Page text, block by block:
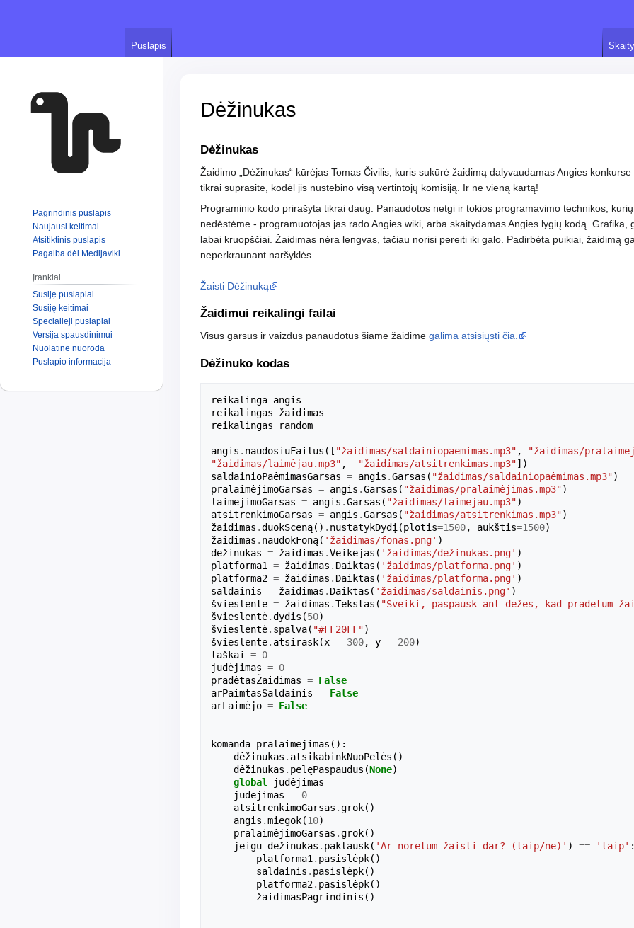
Dėžinukas
Jump
to
navigation
Jump
to
search
Dėžinukas
Žaidimo „Dėžinukas“ kūrėjas Tomas Čivilis, kuris sukūrė žaidimą dalyvaudamas Angies
tikrai suprasite, kodėl jis nustebino visą vertintojų komisiją. Ir ne vieną kartą!
Programinio kodo prirašyta tikrai daug. Panaudotos netgi ir tokios programavimo technikos,
nedėstėme - programuotojas jas rado Angies wiki, arba skaitydamas Angies lygių kodą. Grafika,
labai kruopščiai. Žaidimas nėra lengvas, tačiau norisi pereiti iki galo. Padirbėta puikiai, žaidimą
neperkraunant naršyklės.
Žaisti Dėžinuką
Žaidimui reikalingi failai
Visus garsus ir vaizdus panaudotus šiame žaidime galima atsisiųsti čia.
Dėžinuko kodas
reikalinga angis
reikalingas
žaidimas
reikalingas
random
angis . naudosiuFailus ([ "žaidimas/saldainiopaėmimas.mp3" ,
"žaidimas/
"žaidimas/laimėjau.mp3" , "žaidimas/atsitrenkimas.mp3"])
saldainioPaėmimasGarsas = angis .Garsas ( "žaidimas/saldainiopaėmimas.mp3")
pralaimėjimoGarsas = angis .Garsas ( "žaidimas/pralaimėjimas.mp3")
laimėjimoGarsas = angis .Garsas ( "žaidimas/laimėjau.mp3")
atsitrenkimoGarsas = angis .Garsas ( "žaidimas/atsitrenkimas.mp3")
žaidimas .duokSceną() . nustatykDydį (plotis=1500, aukštis=1500)
žaidimas . naudokFoną( 'žaidimas/fonas.png' )
dėžinukas = žaidimas .Veikėjas ( 'žaidimas/dėžinukas.png' )
platforma1
= žaidimas . Daiktas ( 'žaidimas/platforma.png' )
platforma2 = žaidimas . Daiktas ( 'žaidimas/platforma.png' )
saldainis = žaidimas . Daiktas ( 'žaidimas/saldainis.png' )
švieslentė = žaidimas .Tekstas ( "Sveiki, paspausk ant dėžės, kad pradėtum
švieslentė.dydis (50)
švieslentė. spalva( "#FF20FF")
švieslentė. atsirask(x = 300, y = 200)
taškai
= 0
judėjimas = 0
pradėtasŽaidimas = False
arPaimtasSaldainis = False
arLaimėjo = False
komanda pralaimėjimas ():
dėžinukas . atsikabinkNuoPelės ()
dėžinukas . pelęPaspaudus (None)
global
judėjimas
judėjimas = 0
atsitrenkimoGarsas .grok()
angis .miegok(10)
pralaimėjimoGarsas .grok()
jeigu dėžinukas . paklausk( 'Ar norėtum žaisti dar? (taip/ne)' ) == 'taip'
platforma1 . pasislėpk()
saldainis . pasislėpk()
platforma2. pasislėpk()
žaidimasPagrindinis ()
Puslapis
Pagrindinis puslapis
Naujausi keitimai
Atsitiktinis puslapis
Pagalba dėl Medijaviki
Įrankiai
Susiję puslapiai
Susiję keitimai
Specialieji puslapiai
Versija spausdinimui
Nuolatinė nuoroda
Puslapio informacija